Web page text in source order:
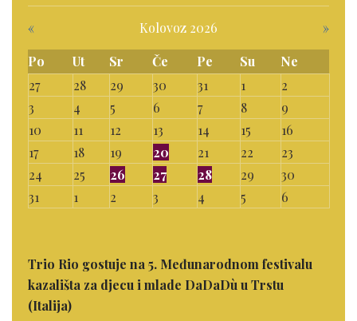
« Kolovoz 2026
»
Po
Ut Sr Če Pe Su
Ne
27
28 29 30 31 1
2
3
4 5 6 7 8
9
10
11 12 13 14 15
16
17
18 19 20 21 22
23
24
25 26 27 28 29
30
31
1 2 3 4 5 6
Trio Rio gostuje na 5. Međunarodnom festivalu
kazališta za djecu i mlade DaDaDù u Trstu
(Italija)